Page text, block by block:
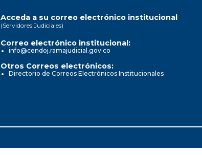
Acceda a su correo electrónico institucional
(Servidores Judiciales)
Correo electrónico institucional:
info@cendoj.ramajudicial.gov.co
Otros Correos electrónicos:
Directorio de Correos Electrónicos Institucionales